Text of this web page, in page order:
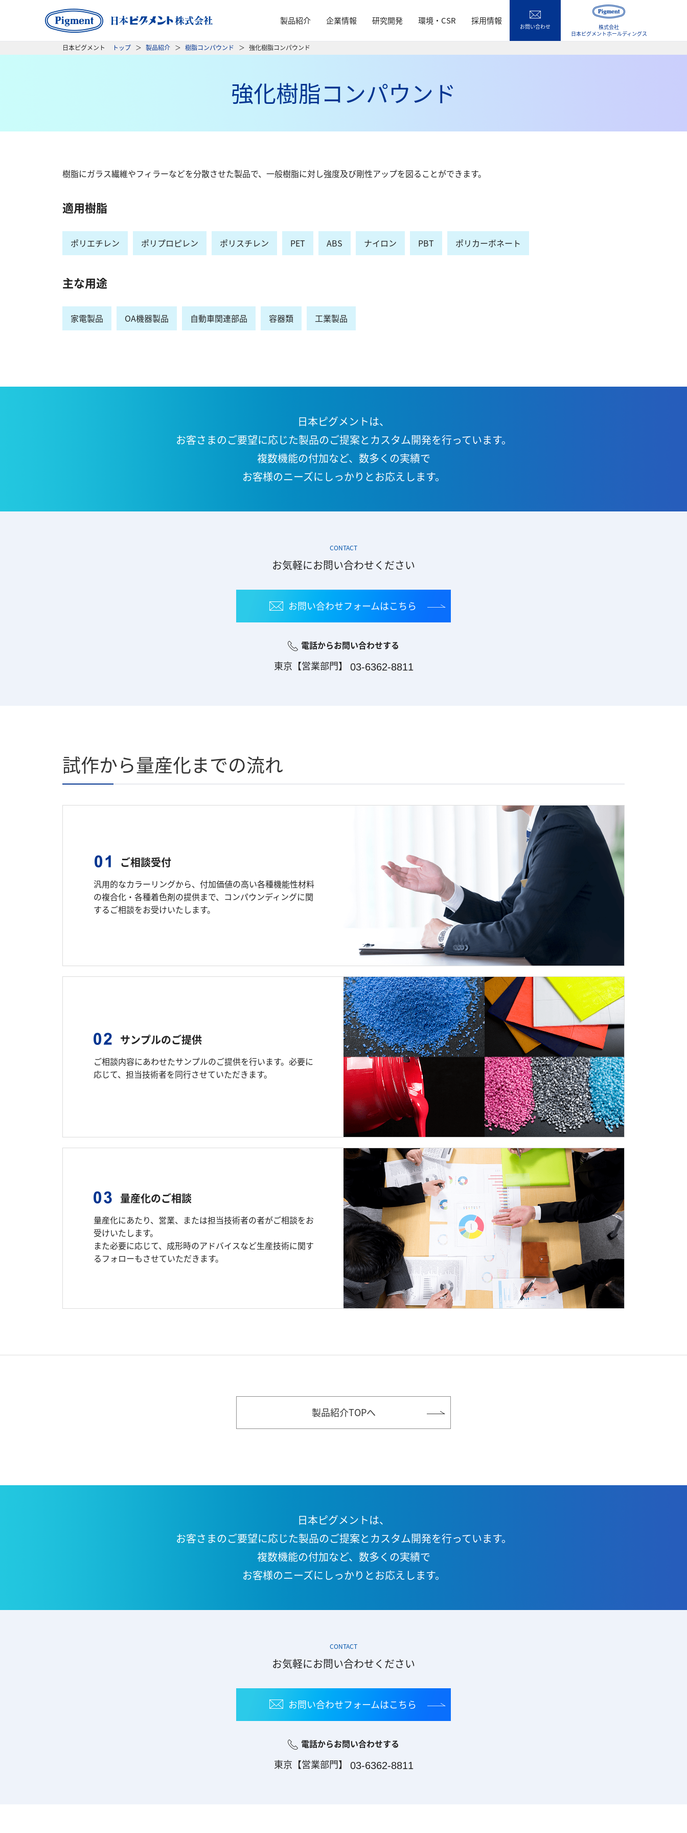
製品紹介 企業情報 研究開発 環境・CSR 採用情報
お問い合わせ
株式会社
日本ピグメントホールディングス
日本ピグメント トップ 製品紹介 樹脂コンパウンド 強化樹脂コンパウンド
強化樹脂コンパウンド
樹脂にガラス繊維やフィラーなどを分散させた製品で、一般樹脂に対し強度及び剛性アップを図ることができます。
適用樹脂
ポリエチレン ポリプロピレン ポリスチレン PET ABS ナイロン PBT ポリカーボネート
主な用途
家電製品 OA機器製品 自動車関連部品 容器類 工業製品
日本ピグメントは、
お客さまのご要望に応じた製品のご提案とカスタム開発を行っています。
複数機能の付加など、 数多くの実績で
お客様のニーズに しっかりとお応えします。
CONTACT
お気軽にお問い合わせください
お問い合わせフォームはこちら
電話からお問い合わせする
東京【営業部門】 03-6362-8811
試作から量産化までの流れ
ご相談受付
汎用的なカラーリングから、付加価値の高い各種機能性材料
の複合化・各種着色剤の提供まで、コンパウンディングに関
するご相談をお受けいたします。
サンプルのご提供
ご相談内容にあわせたサンプルのご提供を行います。必要に
応じて、担当技術者を同行させていただきます。
量産化のご相談
量産化にあたり、営業、または担当技術者の者がご相談をお
受けいたします。
また必要に応じて、成形時のアドバイスなど生産技術に関す
るフォローもさせていただきます。
製品紹介TOPへ
日本ピグメントは、
お客さまのご要望に応じた製品のご提案とカスタム開発を行っています。
複数機能の付加など、 数多くの実績で
お客様のニーズに しっかりとお応えします。
CONTACT
お気軽にお問い合わせください
お問い合わせフォームはこちら
電話からお問い合わせする
東京【営業部門】 03-6362-8811